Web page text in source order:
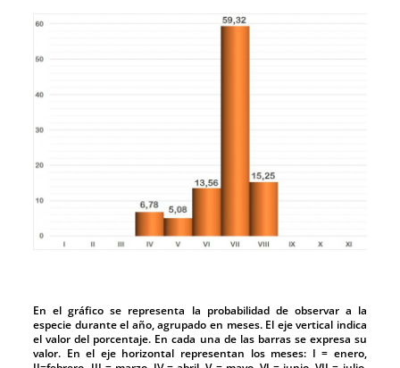
En el gráfico se representa la probabilidad de observar a la
especie durante el año, agrupado en meses. El eje vertical indica
el valor del porcentaje. En cada una de las barras se expresa su
valor. En el eje horizontal representan los meses: I = enero,